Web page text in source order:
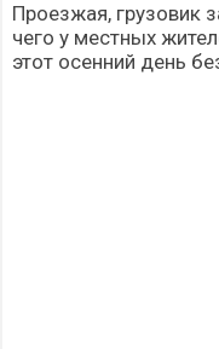
Проезжая, грузовик
чего у местных
этот осенний день